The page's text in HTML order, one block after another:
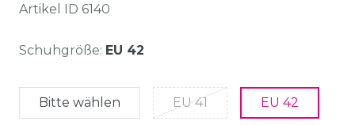
Artikel ID 6140
Schuhgröße: EU 42
Bitte wählen EU 41 EU 42